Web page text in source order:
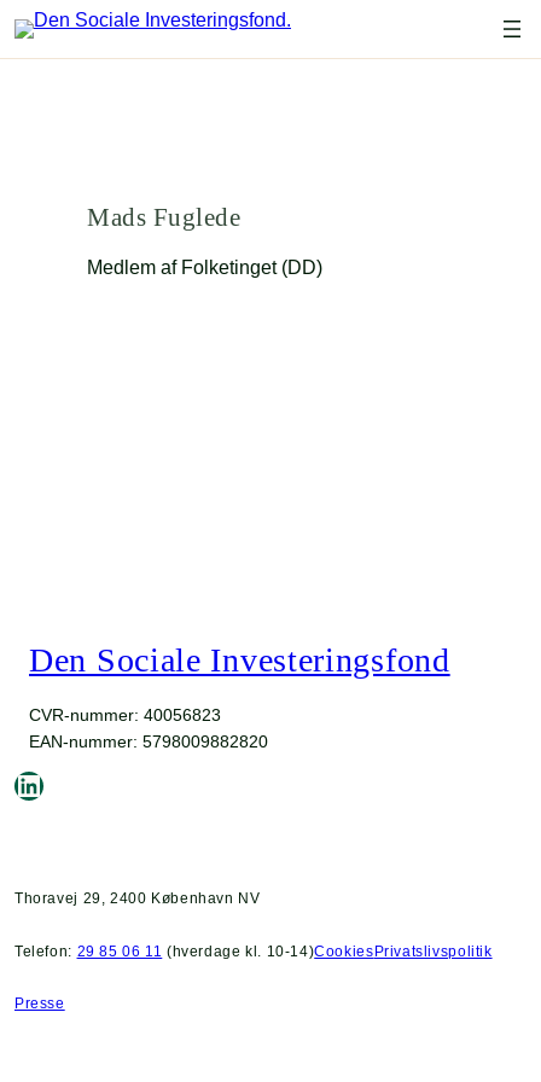
Spring
Mads Fuglede
Medlem af Folketinget (DD)
Den Sociale Investeringsfond
CVR-nummer: 40056823
EAN-nummer: 5798009882820
LinkedIn
Thoravej 29, 2400 København NV
Telefon: 29 85 06 11 (hverdage kl. 10-14)CookiesPrivatslivspolitik
Presse